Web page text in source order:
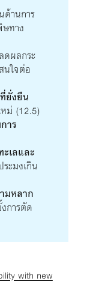
ด้านการ
ทาง
ดผลกระ
นใจต่อ
ยั่งยืน
ม่ (12.5)
าร
เลและ
ะมงเกิน
มหลาก
การตัด
with new